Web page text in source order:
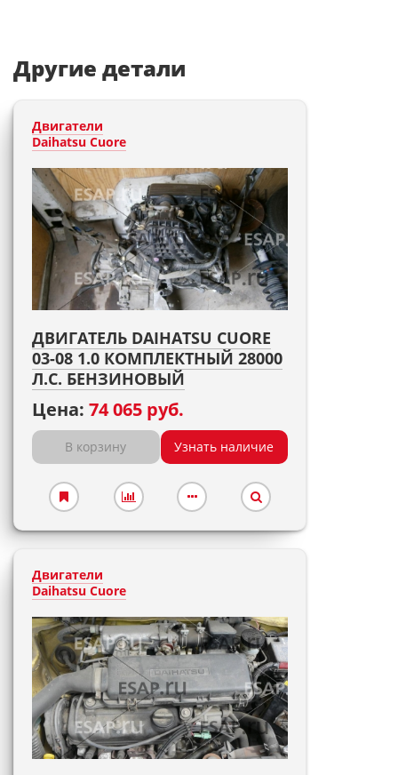
Другие детали
Двигатели
Daihatsu Cuore
ДВИГАТЕЛЬ DAIHATSU CUORE
03-08 1.0 КОМПЛЕКТНЫЙ 28000
Л.С. БЕНЗИНОВЫЙ
Цена: 74 065 руб.
В корзину Узнать наличие
Двигатели
Daihatsu Cuore